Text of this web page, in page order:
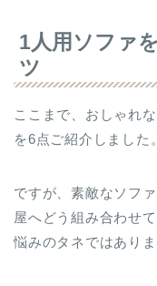
1人用ソファ
ツ
ここまで、おしゃれ
を6点ご紹介しました。
ですが、素敵なソフ
屋へどう組み合わせ
悩みのタネではあり